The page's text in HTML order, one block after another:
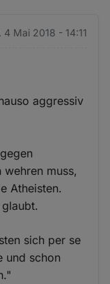
4 Mai 2018 - 14:11
aggressiv
muss,
Atheisten.
sich per se
und schon